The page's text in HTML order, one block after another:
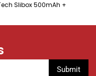
Slibox 500mAh +